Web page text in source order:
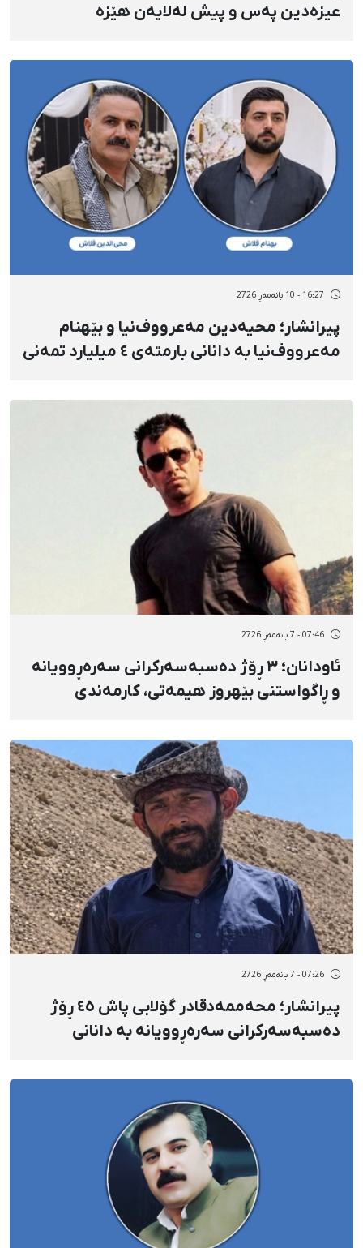
عیزەدین پەس و پیش لەلایەن هێزە
16:27 - 10 بانەمەڕ 2726
پیرانشار؛ محیەدین مەعرووف‌نیا و بێهنام
مەعرووف‌‌نیا بە دانانی بارمتەی ٤ میلیارد تمەنی
07:46 - 7 بانەمەڕ 2726
ئاودانان؛ ٣ ڕۆژ دەسبەسەرکرانی سەرەڕوویانە
و ڕاگواستنی بێهروز هیمەتی، کارمەندی
07:26 - 7 بانەمەڕ 2726
پیرانشار؛ محەممەدقادر گۆلابی پاش ٤٥ ڕۆژ
دەسبەسەرکرانی سەرەڕوویانە بە دانانی